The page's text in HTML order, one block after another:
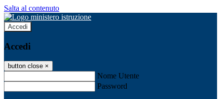
Salta al contenuto
Accedi
Accedi
button close ×
Nome Utente
Password